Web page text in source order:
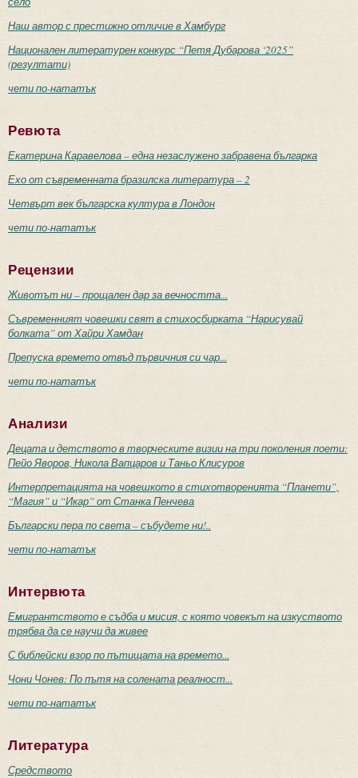
Наш автор с престижно отличие в Хамбург
Национален литературен конкурс “Петя Дубарова ‘2025”
(резултати)
чети по-нататък
Ревюта
Екатерина Каравелова – една незаслужено забравена българка
Ехо от съвременната бразилска литература – 2
Четвърт век българска култура в Лондон
чети по-нататък
Рецензии
Животът ни – прощален дар за вечността...
Съвременният човешки свят в стихосбирката “Нарисувай
болката” от Хайри Хамдан
Препуска времето отвъд първичния си чар...
чети по-нататък
Анализи
Децата и детството в творческите визии на три поколения поети:
Пейо Яворов, Никола Вапцаров и Таньо Клисуров
Интерпретацията на човешкото в стихотворенията “Планети”,
“Магия” и “Икар” от Станка Пенчева
Български пера по света – събудете ни!..
чети по-нататък
Интервюта
Емигрантството е съдба и мисия, с която човекът на изкуството
трябва да се научи да живее
С библейски взор по пътищата на времето...
Чони Чонев: По пътя на солената реалност...
чети по-нататък
Литература
Средството